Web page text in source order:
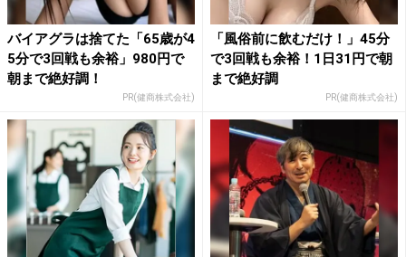
バイアグラは捨てた「65歳が4
5分で3回戦も余裕」980円で
朝まで絶好調！
PR(健商株式会社)
「風俗前に飲むだけ！」45分
で3回戦も余裕！1日31円で朝
まで絶好調
PR(健商株式会社)